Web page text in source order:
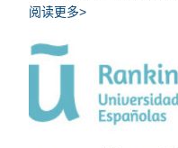
阅读更多>